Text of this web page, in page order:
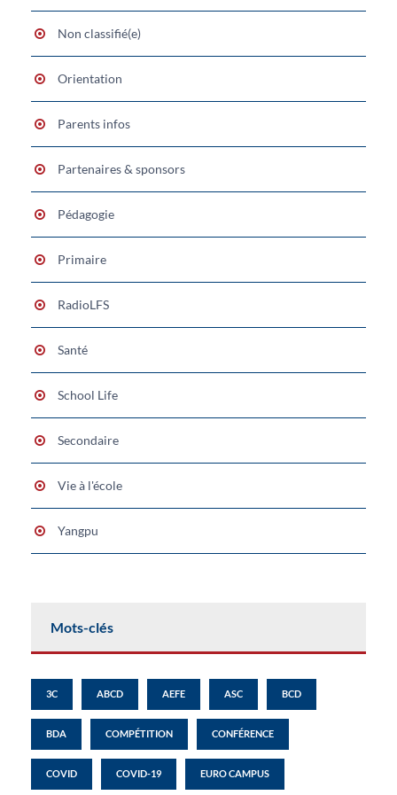
Non classifié(e)
Orientation
Parents infos
Partenaires & sponsors
Pédagogie
Primaire
RadioLFS
Santé
School Life
Secondaire
Vie à l'école
Yangpu
Mots-clés
3C ABCD AEFE ASC BCD
BDA COMPÉTITION CONFÉRENCE
COVID COVID-19 EURO CAMPUS